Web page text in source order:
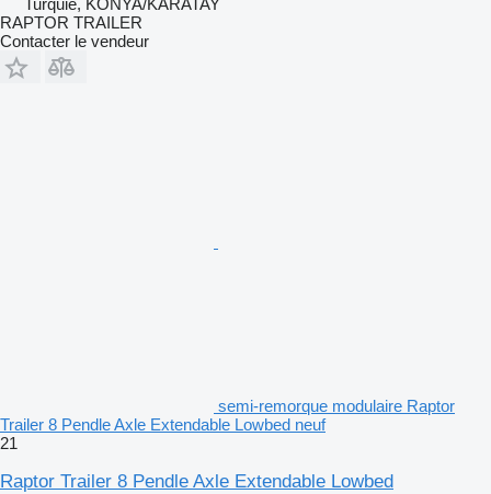
RAPTOR TRAILER
Contacter le vendeur
semi-remorque modulaire Raptor
Trailer 8 Pendle Axle Extendable Lowbed neuf
21
Raptor Trailer 8 Pendle Axle Extendable Lowbed